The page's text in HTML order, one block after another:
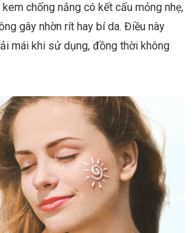
chống nắng có kết cấu mỏng nhẹ,
gây nhờn rít hay bí da. Điều này
mái khi sử dụng, đồng thời không